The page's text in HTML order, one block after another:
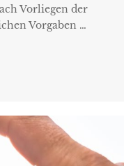
Vorliegen der
Vorgaben …